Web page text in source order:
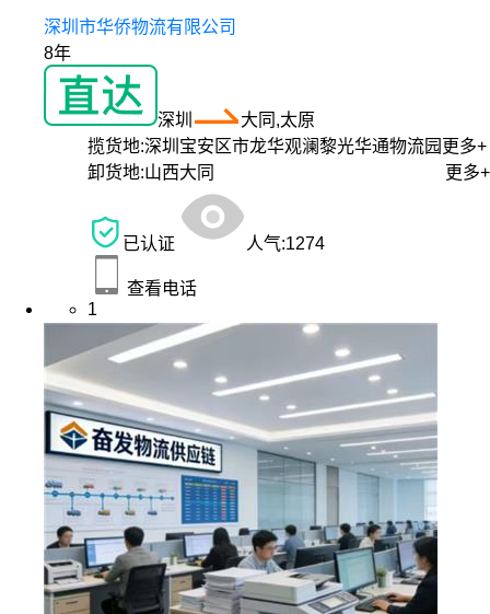
深圳市华侨物流有限公司
8年
深圳
大同,太原
揽货地:深圳宝安区市龙华观澜黎光华通物流园 更多+
卸货地:山西大同 更多+
已认证 人气:1274
查看电话
1